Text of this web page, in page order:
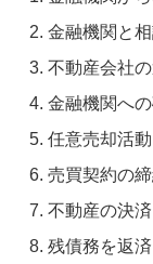
金融機関と
不動産会社
金融機関へ
任意売却活動
売買契約の
不動産の決
残債務を返済